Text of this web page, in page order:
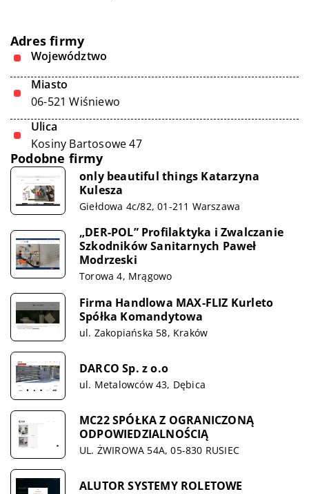
Adres firmy
Województwo
Miasto
06-521 Wiśniewo
Ulica
Kosiny Bartosowe 47
Podobne firmy
only beautiful things Katarzyna
Kulesza
Giełdowa 4c/82, 01-211 Warszawa
„DER-POL” Profilaktyka i Zwalczanie
Szkodników Sanitarnych Paweł
Modrzeski
Torowa 4, Mrągowo
Firma Handlowa MAX-FLIZ Kurleto
Spółka Komandytowa
ul. Zakopiańska 58, Kraków
DARCO Sp. z o.o
ul. Metalowców 43, Dębica
MC22 SPÓŁKA Z OGRANICZONĄ
ODPOWIEDZIALNOŚCIĄ
UL. ŻWIROWA 54A, 05-830 RUSIEC
ALUTOR SYSTEMY ROLETOWE